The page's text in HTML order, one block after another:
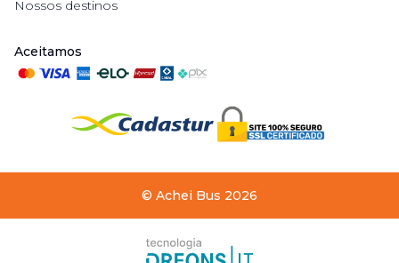
Nossos destinos
Aceitamos
© Achei Bus 2026